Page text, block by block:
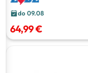
do 09.08
64,99 €